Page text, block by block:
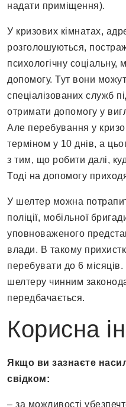
надати приміщення).
У кризових кімнатах,
розголошуються,
психологічну
допомогу. Тут вони
спеціалізованих служб
отримати допомогу у
Але перебування у
терміном у 10 днів, а
з тим, що робити далі,
Тоді на допомогу
У шелтер можна
поліції, мобільної
уповноваженого
влади. В такому
перебувати до 6
шелтеру чинним
передбачається.
Корисна
Якщо ви зазнаєте
свідком:
– за можливості